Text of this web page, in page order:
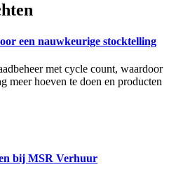
een nauwkeurige stocktelling
met cycle count, waardoor
meer hoeven te doen en producten
bij MSR Verhuur